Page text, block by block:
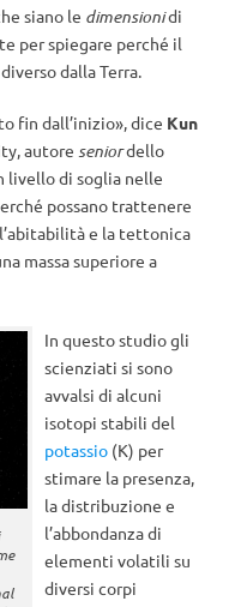
siano le dimensionidi
per spiegare perché il
dalla Terra.
fin dall’inizio», dice Kun
autore seniordello
livello di soglia nelle
possano trattenere
e la tettonica
massa superiore a
In questo studio gli
scienziati si sono
avvalsi di alcuni
isotopi stabili del
potassio (K) per
stimare la presenza,
la distribuzione e
l’abbondanza di
elementi volatili su
diversi corpi